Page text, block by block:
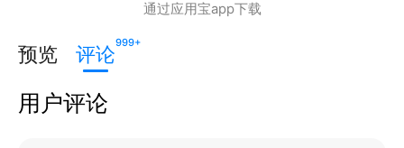
通过应用宝app下载
预览 评论999+
用户评论